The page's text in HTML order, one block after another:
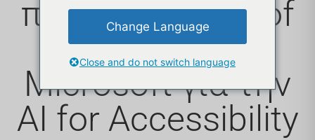
παγκόσμιο Hall of
Fame της
Microsoft για την
AI for Accessibility
Change Language
Close and do not switch language